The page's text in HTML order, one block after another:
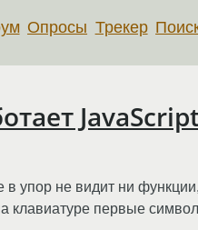
Опросы Трекер
в упор не видит ни
клавиатуре первые